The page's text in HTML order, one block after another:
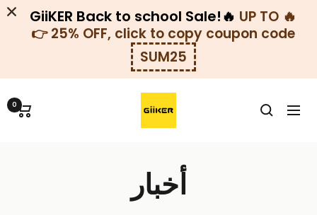
🔥
GiiKER Back to school Sale!🔥 UP TO
25% OFF, click to copy coupon code 👉
SUM25
التنقل
KSA
0
أخبار